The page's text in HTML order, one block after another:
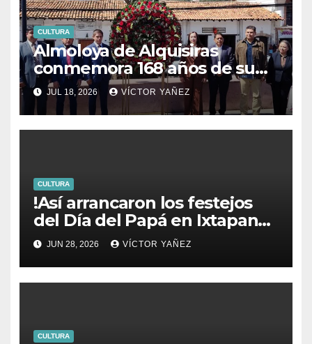
CULTURA
Almoloya de Alquisiras
conmemora 168 años de su
fundación
JUL 18, 2026 VÍCTOR YAÑEZ
CULTURA
!Así arrancaron los festejos
del Día del Papá en Ixtapan
de la Sal!
JUN 28, 2026 VÍCTOR YAÑEZ
CULTURA